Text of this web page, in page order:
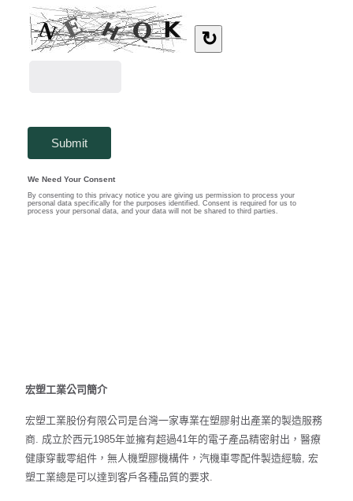
宏塑工業公司簡介
宏塑工業股份有限公司是台灣一家專業在塑膠射出產業的製造服務
商. 成立於西元1985年並擁有超過41年的電子產品精密射出，醫療
健康穿載零組件，無人機塑膠機構件，汽機車零配件製造經驗, 宏
塑工業總是可以達到客戶各種品質的要求.